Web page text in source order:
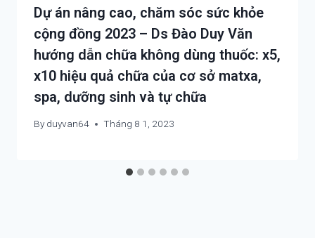
Dự án nâng cao, chăm sóc sức khỏe
cộng đồng 2023 – Ds Đào Duy Văn
hướng dẫn chữa không dùng thuốc: x5,
x10 hiệu quả chữa của cơ sở matxa,
spa, dưỡng sinh và tự chữa
By duyvan64 Tháng 8 1, 2023